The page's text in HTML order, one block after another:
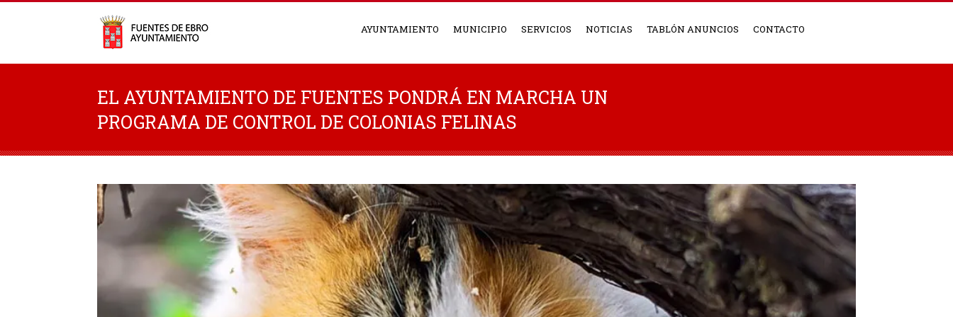
AYUNTAMIENTO MUNICIPIO SERVICIOS NOTICIAS TABLÓN ANUNCIOS CONTACTO
EL AYUNTAMIENTO DE FUENTES PONDRÁ EN MARCHA UN
PROGRAMA DE CONTROL DE COLONIAS FELINAS